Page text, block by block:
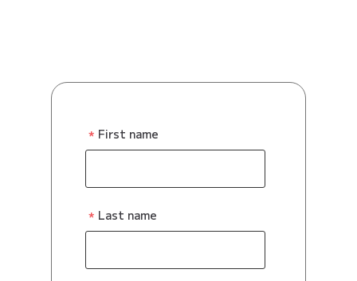
First name
Last name